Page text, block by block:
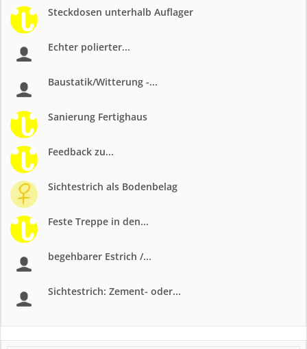
Steckdosen unterhalb Auflager
Echter polierter...
Baustatik/Witterung -...
Sanierung Fertighaus
Feedback zu...
Sichtestrich als Bodenbelag
Feste Treppe in den...
begehbarer Estrich /...
Sichtestrich: Zement- oder...